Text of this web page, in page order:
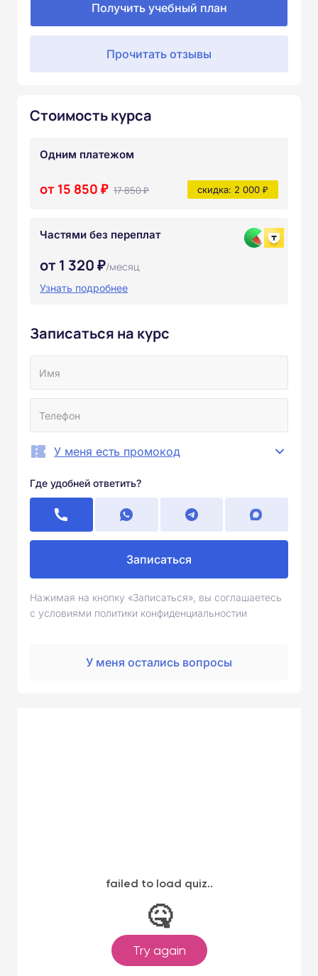
Получить учебный план
Прочитать отзывы
Стоимость курса
Одним платежом
от 15 850 ₽ 17 850 ₽ скидка: 2 000 ₽
Частями без переплат
от 1 320 ₽/месяц
Узнать подробнее
Записаться на курс
У меня есть промокод
Где удобней ответить?
Записаться
Нажимая на кнопку «Записаться», вы соглашаетесь
с условиями политики конфиденциальностии
У меня остались вопросы